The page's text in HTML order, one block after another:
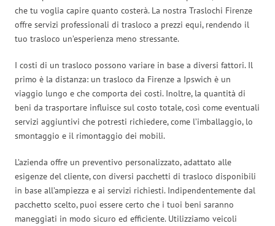
che tu voglia capire quanto costerà. La nostra Traslochi Firenze
offre servizi professionali di trasloco a prezzi equi, rendendo il
tuo trasloco un’esperienza meno stressante.
I costi di un trasloco possono variare in base a diversi fattori. Il
primo è la distanza: un trasloco da Firenze a Ipswich è un
viaggio lungo e che comporta dei costi. Inoltre, la quantità di
beni da trasportare influisce sul costo totale, così come eventuali
servizi aggiuntivi che potresti richiedere, come l’imballaggio, lo
smontaggio e il rimontaggio dei mobili.
L’azienda offre un preventivo personalizzato, adattato alle
esigenze del cliente, con diversi pacchetti di trasloco disponibili
in base all’ampiezza e ai servizi richiesti. Indipendentemente dal
pacchetto scelto, puoi essere certo che i tuoi beni saranno
maneggiati in modo sicuro ed efficiente. Utilizziamo veicoli